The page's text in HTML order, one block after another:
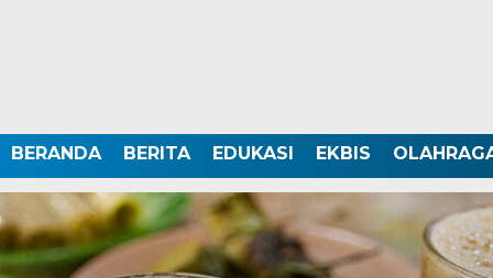
BERANDA BERITA EDUKASI EKBIS